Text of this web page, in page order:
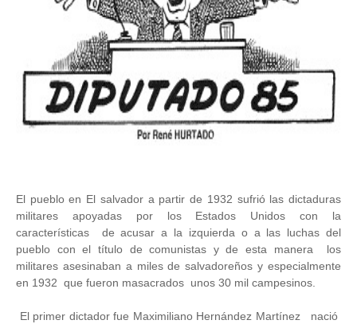
El pueblo en El salvador a partir de 1932 sufrió las dictaduras
militares apoyadas por los Estados Unidos con la
características de acusar a la izquierda o a las luchas del
pueblo con el título de comunistas y de esta manera los
militares asesinaban a miles de salvadoreños y especialmente
en 1932 que fueron masacrados unos 30 mil campesinos.
El primer dictador fue Maximiliano Hernández Martínez nació